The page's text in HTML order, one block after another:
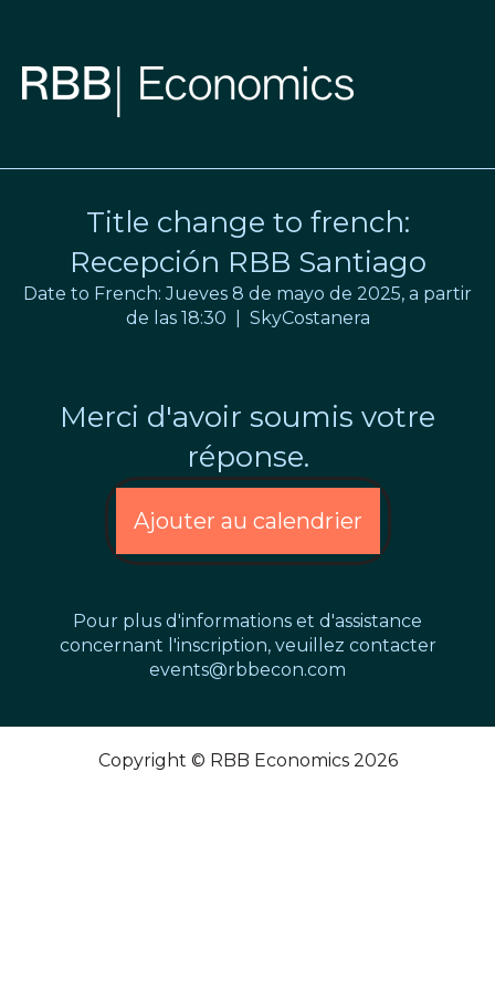
Title change to french:
Recepción RBB Santiago
Date to French: Jueves 8 de mayo de 2025, a partir
de las 18:30 | SkyCostanera
Merci d'avoir soumis votre
réponse.
Ajouter au calendrier
Pour plus d'informations et d'assistance
concernant l'inscription, veuillez contacter
events@rbbecon.com
Copyright © RBB Economics 2026